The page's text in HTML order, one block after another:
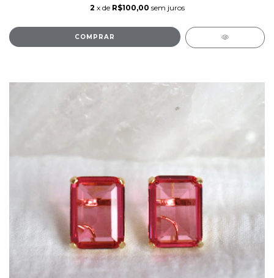
2 x de R$100,00 sem juros
COMPRAR